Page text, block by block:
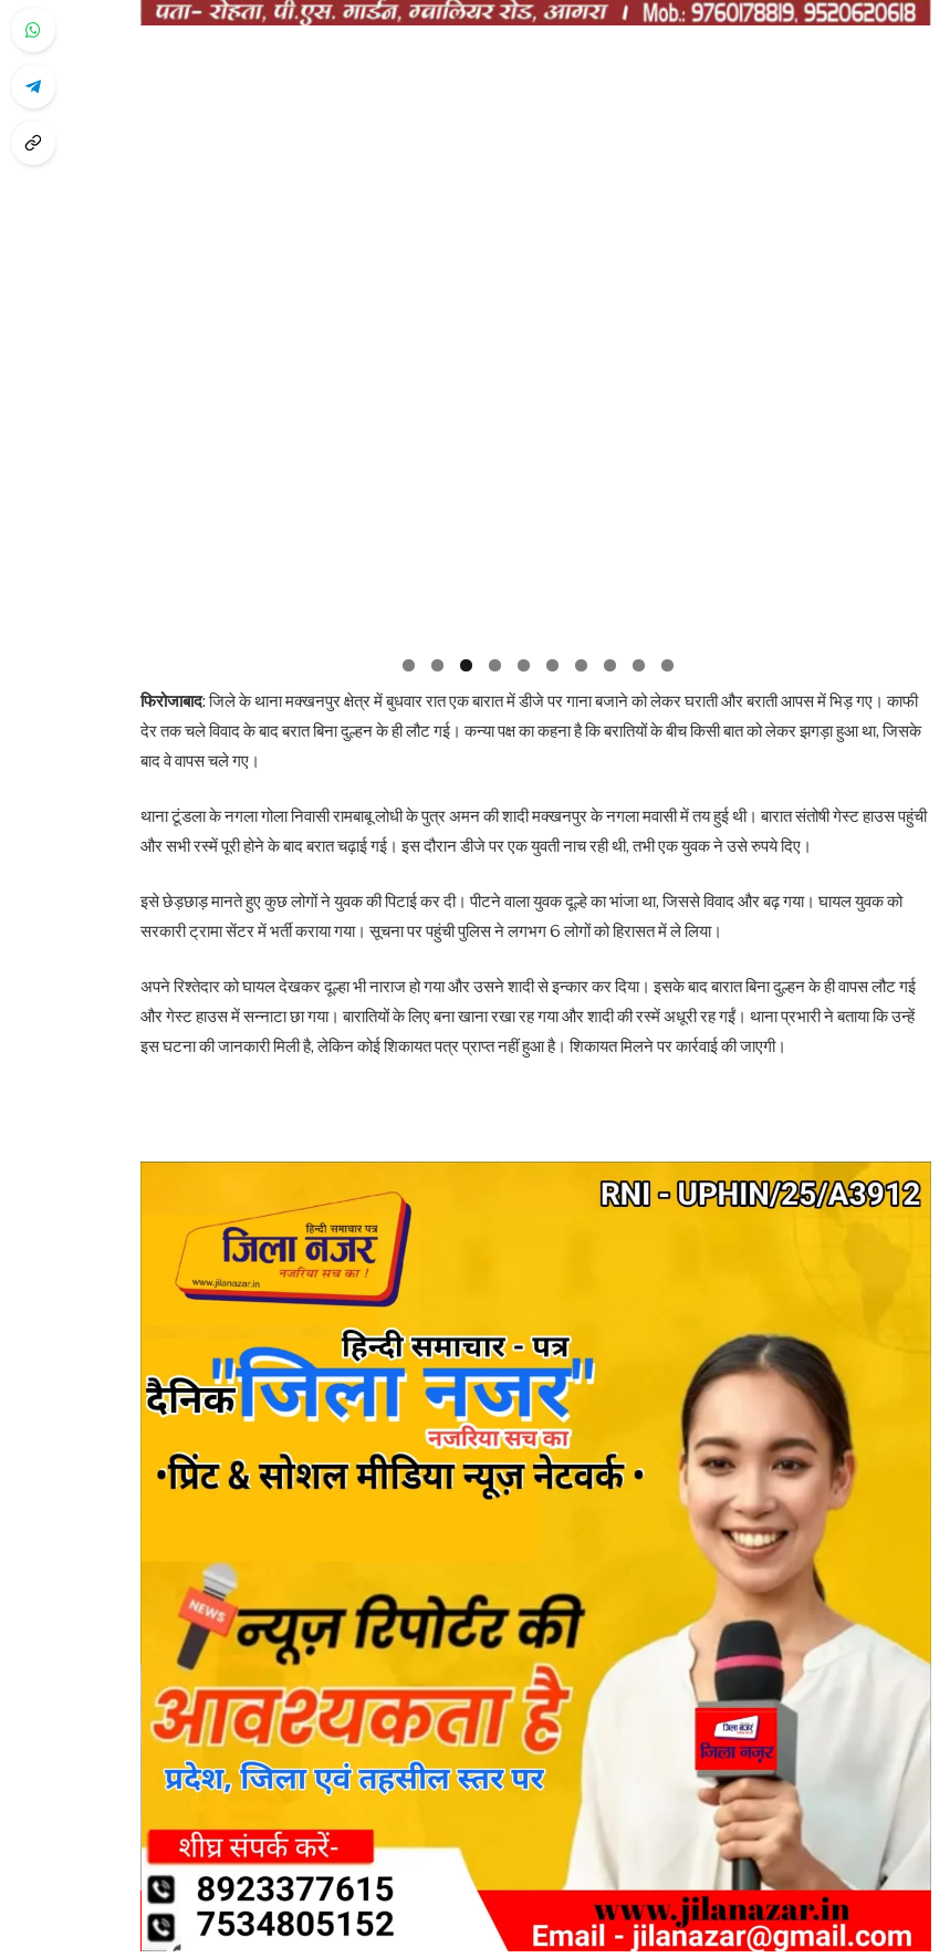
फिरोजाबाद: जिले के थाना मक्खनपुर क्षेत्र में बुधवार रात एक बारात में डीजे पर गाना बजाने को लेकर घराती और बराती आपस में भिड़ गए। काफी
देर तक चले विवाद के बाद बरात बिना दुल्हन के ही लौट गई। कन्या पक्ष का कहना है कि बरातियों के बीच किसी बात को लेकर झगड़ा हुआ था, जिसके
बाद वे वापस चले गए।
थाना टूंडला के नगला गोला निवासी रामबाबू लोधी के पुत्र अमन की शादी मक्खनपुर के नगला मवासी में तय हुई थी। बारात संतोषी गेस्ट हाउस पहुंची
और सभी रस्में पूरी होने के बाद बरात चढ़ाई गई। इस दौरान डीजे पर एक युवती नाच रही थी, तभी एक युवक ने उसे रुपये दिए।
इसे छेड़छाड़ मानते हुए कुछ लोगों ने युवक की पिटाई कर दी। पीटने वाला युवक दूल्हे का भांजा था, जिससे विवाद और बढ़ गया। घायल युवक को
सरकारी ट्रामा सेंटर में भर्ती कराया गया। सूचना पर पहुंची पुलिस ने लगभग 6 लोगों को हिरासत में ले लिया।
अपने रिश्तेदार को घायल देखकर दूल्हा भी नाराज हो गया और उसने शादी से इन्कार कर दिया। इसके बाद बारात बिना दुल्हन के ही वापस लौट गई
और गेस्ट हाउस में सन्नाटा छा गया। बारातियों के लिए बना खाना रखा रह गया और शादी की रस्में अधूरी रह गईं। थाना प्रभारी ने बताया कि उन्हें
इस घटना की जानकारी मिली है, लेकिन कोई शिकायत पत्र प्राप्त नहीं हुआ है। शिकायत मिलने पर कार्रवाई की जाएगी।